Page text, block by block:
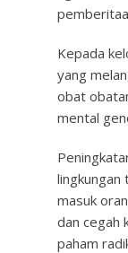
Kepada
yang
obat
mental
masuk
dan cegah
paham